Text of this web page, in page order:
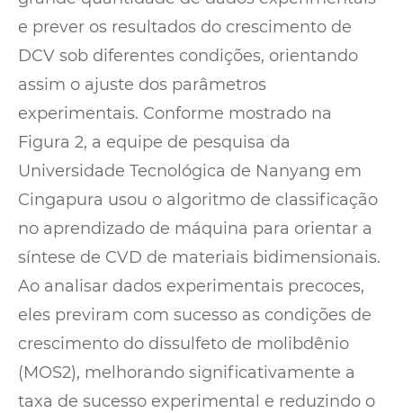
e prever os resultados do crescimento de
DCV sob diferentes condições, orientando
assim o ajuste dos parâmetros
experimentais. Conforme mostrado na
Figura 2, a equipe de pesquisa da
Universidade Tecnológica de Nanyang em
Cingapura usou o algoritmo de classificação
no aprendizado de máquina para orientar a
síntese de CVD de materiais bidimensionais.
Ao analisar dados experimentais precoces,
eles previram com sucesso as condições de
crescimento do dissulfeto de molibdênio
(MOS2), melhorando significativamente a
taxa de sucesso experimental e reduzindo o